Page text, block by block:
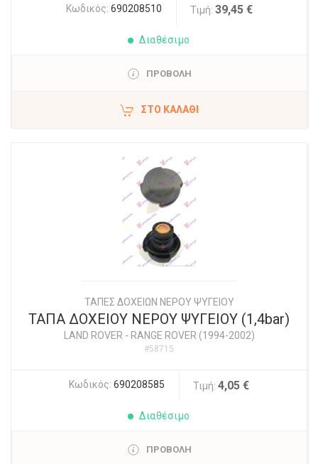
Κωδικός: 690208510 Τιμή: 39,45 €
Διαθέσιμο
ΠΡΟΒΟΛΗ
ΣΤΟ ΚΑΛΆΘΙ
ΤΑΠΕΣ ΔΟΧΕΙΩΝ ΝΕΡΟΥ ΨΥΓΕΙΟΥ
ΤΑΠΑ ΔΟΧΕΙΟΥ ΝΕΡΟΥ ΨΥΓΕΙΟΥ (1,4bar)
LAND ROVER - RANGE ROVER (1994-2002)
#58715
Κωδικός: 690208585 Τιμή: 4,05 €
Διαθέσιμο
ΠΡΟΒΟΛΗ